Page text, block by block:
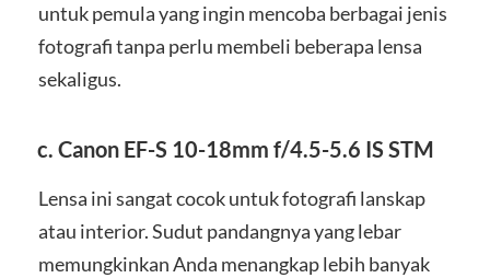
untuk pemula yang ingin mencoba berbagai jenis
fotografi tanpa perlu membeli beberapa lensa
sekaligus.
c. Canon EF-S 10-18mm f/4.5-5.6 IS STM
Lensa ini sangat cocok untuk fotografi lanskap
atau interior. Sudut pandangnya yang lebar
memungkinkan Anda menangkap lebih banyak